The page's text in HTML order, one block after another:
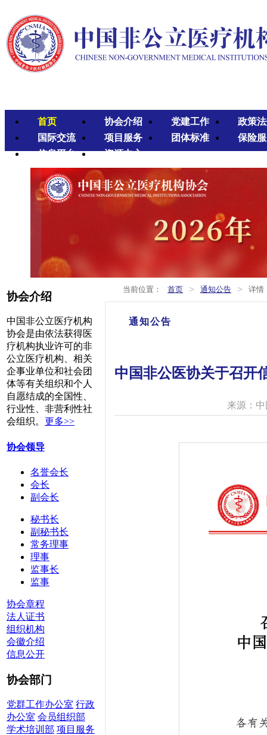
首页 协会介绍 党建工作
政策
国际交流
项目服务 团体标准
保险
信息平台
资源中心
协会介绍
中国非公立医疗机构
协会是由依法获得医
疗机构执业许可的非
公立医疗机构、相关
企事业单位和社会团
体等有关组织和个人
自愿结成的全国性、
行业性、非营利性社
会组织。 更多>>
协会领导
名誉会长
会长
副会长
秘书长
副秘书长
常务理事
理事
监事长
监事
协会章程
法人证书
组织机构
会徽介绍
信息公开
协会部门
党群工作办公室 行政
办公室 会员组织部
学术培训部 项目服务
当前位置： 首页 > 通知公告 > 详情
通知公告
中国非公医协关于召开
来源：